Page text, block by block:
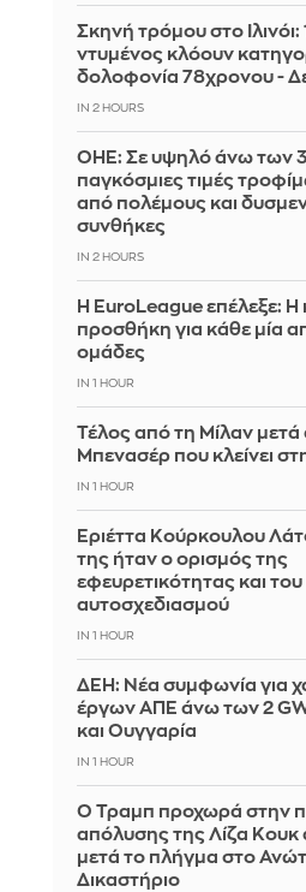
Σκηνή τρόμου στο
ντυμένος κλόουν
δολοφονία 78χρονου -
IN 2 HOURS
ΟΗΕ: Σε υψηλό άνω των 3
παγκόσμιες τιμές
από πολέμους και
συνθήκες
IN 2 HOURS
Η EuroLeague επέλεξε: Η
προσθήκη για κάθε μία
ομάδες
IN 1 HOUR
Τέλος από τη Μίλαν μετά
Μπενασέρ που κλείνει
IN 1 HOUR
Εριέττα Κούρκουλου
της ήταν ο ορισμός της
εφευρετικότητας και του
αυτοσχεδιασμού
IN 1 HOUR
ΔΕΗ: Νέα συμφωνία για
έργων ΑΠΕ άνω των 2
και Ουγγαρία
IN 1 HOUR
Ο Τραμπ προχωρά στην
απόλυσης της Λίζα Κουκ
μετά το πλήγμα στο
Δικαστήριο